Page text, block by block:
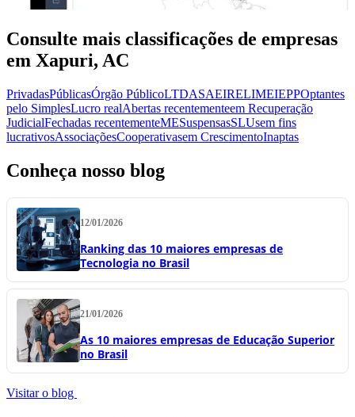
Consulte mais classificações de empresas
em Xapuri, AC
PrivadasPúblicasÓrgão PúblicoLTDASAEIRELIMEIEPPOptantes
pelo SimplesLucro realAbertas recentementeem Recuperação
JudicialFechadas recentementeMESuspensasSLUsem fins
lucrativosAssociaçõesCooperativasem CrescimentoInaptas
Conheça nosso blog
12/01/2026
Ranking das 10 maiores empresas de
Tecnologia no Brasil
21/01/2026
As 10 maiores empresas de Educação Superior
no Brasil
Visitar o blog